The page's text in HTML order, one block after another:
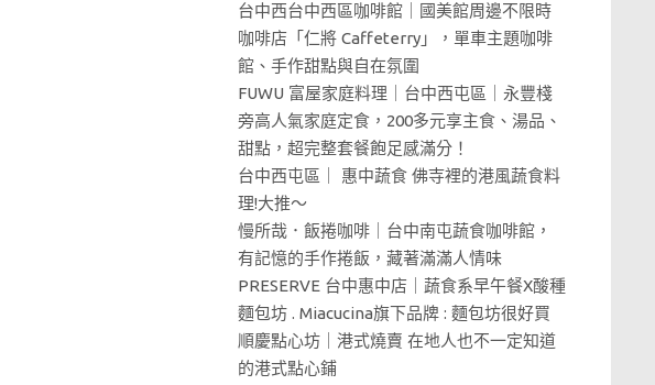
台中西台中西區咖啡館｜國美館周邊不限時
咖啡店「仁將 Caffeterry」，單車主題咖啡
館、手作甜點與自在氛圍
FUWU 富屋家庭料理｜台中西屯區｜永豐棧
旁高人氣家庭定食，200多元享主食、湯品、
甜點，超完整套餐飽足感滿分！
台中西屯區｜ 惠中蔬食 佛寺裡的港風蔬食料
理!大推～
慢所哉．飯捲咖啡｜台中南屯蔬食咖啡館，
有記憶的手作捲飯，藏著滿滿人情味
PRESERVE 台中惠中店｜蔬食系早午餐X酸種
麵包坊 . Miacucina旗下品牌 : 麵包坊很好買
順慶點心坊｜港式燒賣 在地人也不一定知道
的港式點心鋪